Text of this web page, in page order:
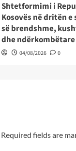
Shtetformimi i
Kosovës në dritën e
së brendshme,
dhe ndërkombëtare
04/08/2026 0
Required fields are